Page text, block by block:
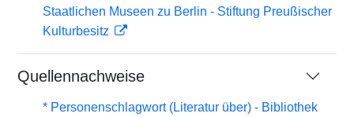
Staatlichen Museen zu Berlin - Stiftung Preußischer
Kulturbesitz
Quellennachweise
* Personenschlagwort (Literatur über) - Bibliothek